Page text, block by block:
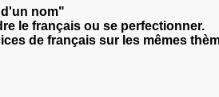
nom"
le français ou se perfectionner.
de français sur les mêmes